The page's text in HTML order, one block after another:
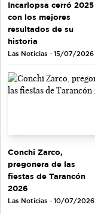
Incarlopsa cerró 2025
con los mejores
resultados de su
historia
Las Noticias - 15/07/2026
Conchi Zarco,
pregonera de las
fiestas de Tarancón
2026
Las Noticias - 10/07/2026